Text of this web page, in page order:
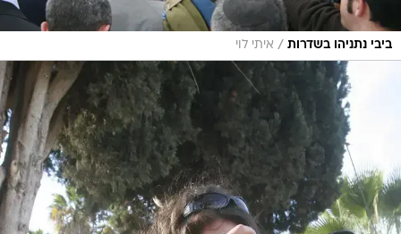
ביבי נתניהו בשדרות / איתי לוי